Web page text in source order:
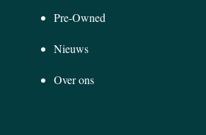
Pre-Owned
Nieuws
Over ons